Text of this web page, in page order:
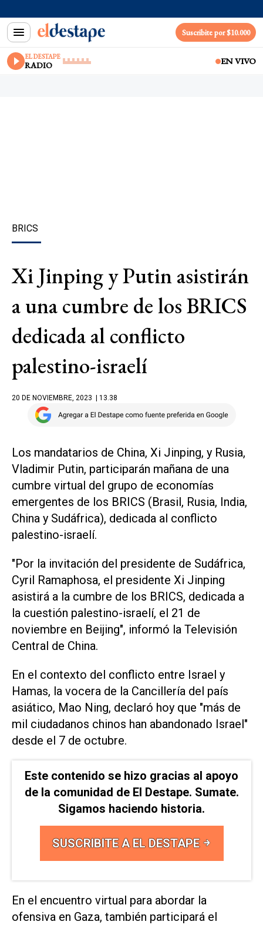
Suscribite por $10.000
EL DESTAPE
RADIO EN VIVO
BRICS
Xi Jinping y Putin asistirán
a una cumbre de los BRICS
dedicada al conflicto
palestino-israelí
20 DE NOVIEMBRE, 2023 | 13.38
Los mandatarios de China, Xi Jinping, y Rusia,
Vladimir Putin, participarán mañana de una
cumbre virtual del grupo de economías
emergentes de los BRICS (Brasil, Rusia, India,
China y Sudáfrica), dedicada al conflicto
palestino-israelí.
"Por la invitación del presidente de Sudáfrica,
Cyril Ramaphosa, el presidente Xi Jinping
asistirá a la cumbre de los BRICS, dedicada a
la cuestión palestino-israelí, el 21 de
noviembre en Beijing", informó la Televisión
Central de China.
En el contexto del conflicto entre Israel y
Hamas, la vocera de la Cancillería del país
asiático, Mao Ning, declaró hoy que "más de
mil ciudadanos chinos han abandonado Israel"
desde el 7 de octubre.
Este contenido se hizo gracias al apoyo
de la comunidad de El Destape. Sumate.
Sigamos haciendo historia.
SUSCRIBITE A EL DESTAPE
En el encuentro virtual para abordar la
ofensiva en Gaza, también participará el